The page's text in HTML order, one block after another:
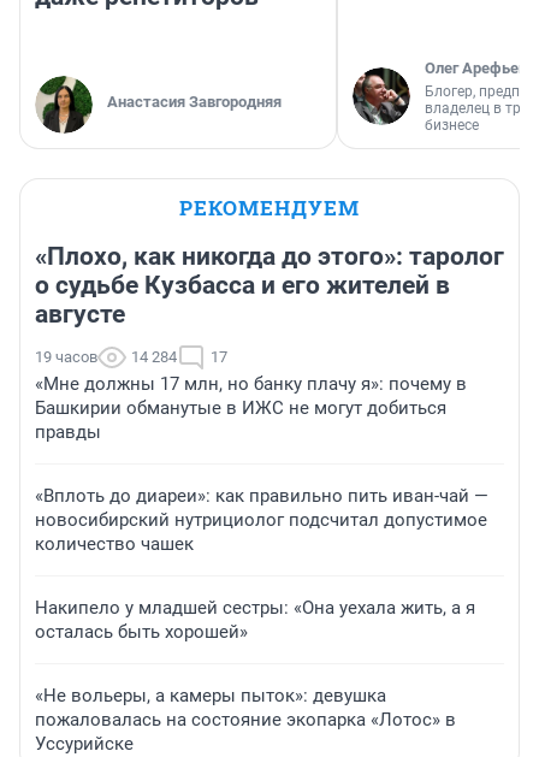
Анастасия Завгородняя
Олег Арефьев
Блогер,
владелец в
бизнесе
РЕКОМЕНДУЕМ
«Плохо, как никогда до этого»: таролог
о судьбе Кузбасса и его жителей в
августе
19 часов 14 284 17
«Мне должны 17 млн, но банку плачу я»: почему в
Башкирии обманутые в ИЖС не могут добиться
правды
«Вплоть до диареи»: как правильно пить иван-чай —
новосибирский нутрициолог подсчитал допустимое
количество чашек
Накипело у младшей сестры: «Она уехала жить, а я
осталась быть хорошей»
«Не вольеры, а камеры пыток»: девушка
пожаловалась на состояние экопарка «Лотос» в
Уссурийске